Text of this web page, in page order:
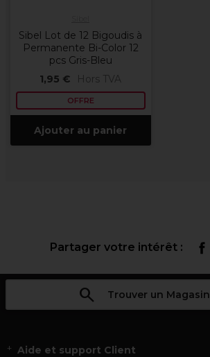
Sibel Lot de 12 Bigoudis à
Permanente Bi-Color 12
pcs Gris-Bleu
1,95 €
Hors TVA
OFFRE
Ajouter au panier
Partager votre intérêt :
Trouver un Magasin
Aide et support Client